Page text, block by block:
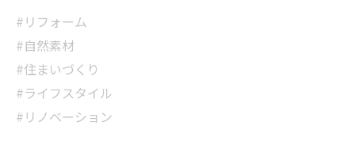
#リフォーム
#自然素材
#住まいづくり
#ライフスタイル
#リノベーション